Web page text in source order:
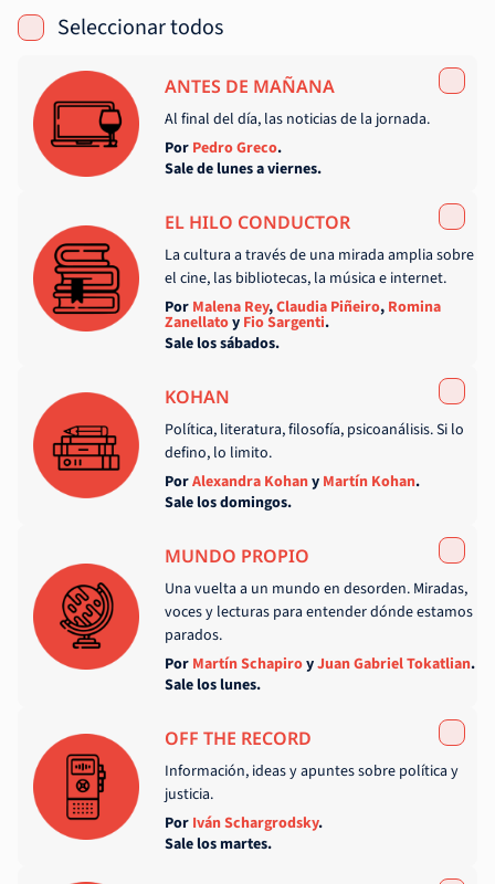
Seleccionar todos
ANTES DE MAÑANA
Al final del día, las noticias de la jornada.
Por Pedro Greco.
Sale de lunes a viernes.
EL HILO CONDUCTOR
La cultura a través de una mirada amplia sobre
el cine, las bibliotecas, la música e internet.
Por Malena Rey,Claudia Piñeiro, Romina
Zanellatoy Fio Sargenti.
Sale los sábados.
KOHAN
Política, literatura, filosofía, psicoanálisis. Si lo
defino, lo limito.
PorAlexandra Kohany Martín Kohan.
Sale los domingos.
MUNDO PROPIO
Una vuelta a un mundo en desorden. Miradas,
voces y lecturas para entender dónde estamos
parados.
Por Martín SchapiroyJuan Gabriel Tokatlian.
Sale los lunes.
OFF THE RECORD
Información, ideas y apuntes sobre política y
justicia.
Por Iván Schargrodsky.
Sale los martes.